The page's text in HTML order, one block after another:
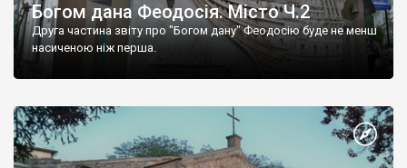
Богом дана Феодосія. Місто Ч.2
Друга частина звіту про "Богом дану" Феодосію буде не менш
насиченою ніж перша.